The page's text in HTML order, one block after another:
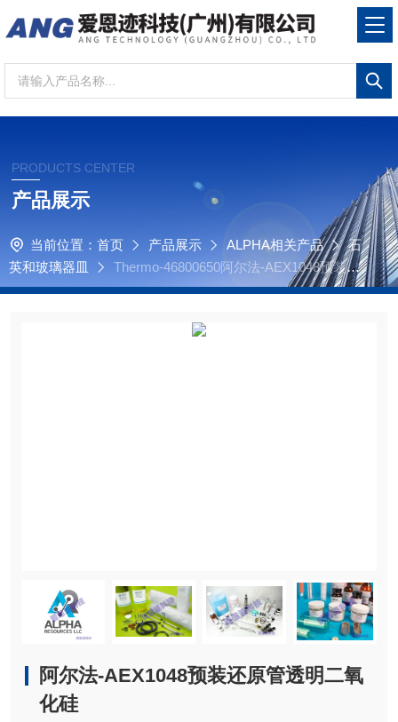
PRODUCTS CENTER
产品展示
当前位置： 首页 产品展示 ALPHA相关产品
石
英和玻璃器皿
Thermo-46800650阿尔法-AEX1048预装还
原管透明二氧化硅
阿尔法-AEX1048预装还原管透明二氧
化硅